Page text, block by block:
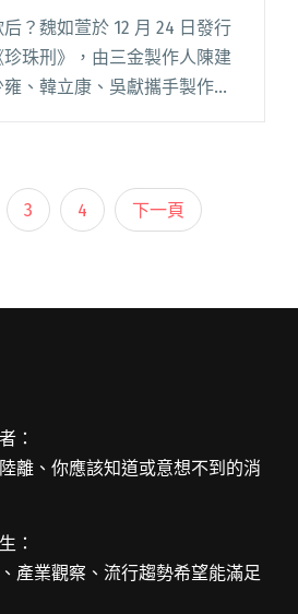
？魏如萱於 12 月 24 日發行
珠刑》，由三金製作人陳建
、韓立康、吳獻攜手製作。
擔任 A&R 統籌，好友楊祐
祐寧饒舌、竇靖童合唱"
3 4 下一頁
：
離、你應該知道或意想不到的消
：
產業觀察、流行趨勢希望能滿足